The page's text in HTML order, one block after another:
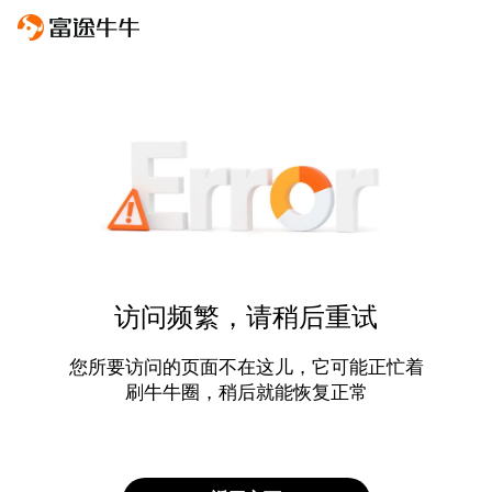
访问频繁，请稍后重试
您所要访问的页面不在这儿，它可能正忙着
刷牛牛圈，稍后就能恢复正常